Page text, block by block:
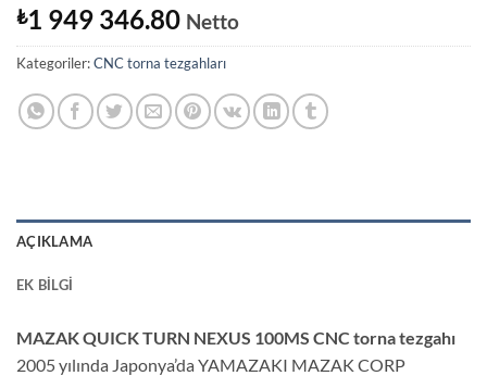
₺1 949 346.80 Netto
Kategoriler:CNC torna tezgahları
AÇIKLAMA
EK BILGI
MAZAK QUICK TURN NEXUS 100MS CNC torna tezgahı
2005 yılında Japonya’da YAMAZAKI MAZAK CORP